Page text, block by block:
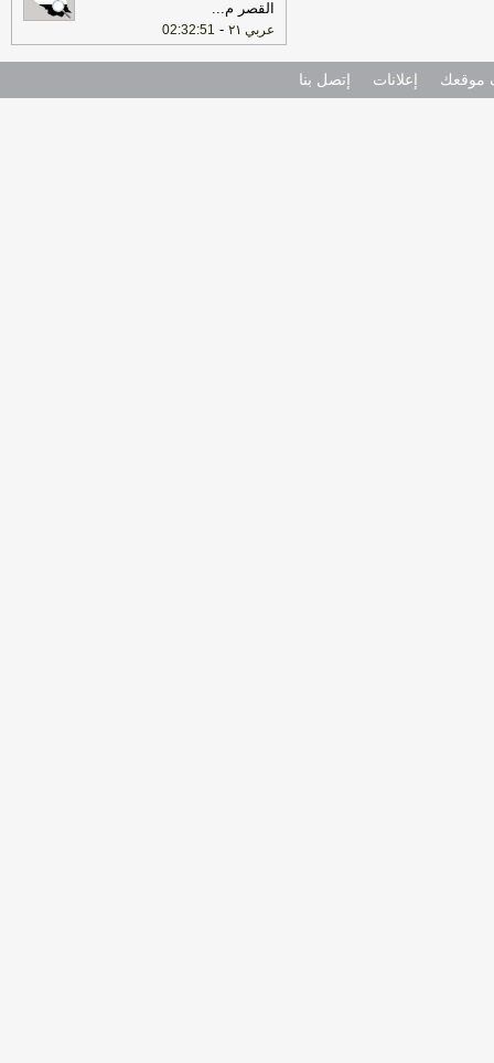
القصر م...
عربي ٢١ -
02:32:51
موقعك إعلانات إتصل بنا